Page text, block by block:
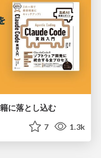
に落とし込む
7 1.3k